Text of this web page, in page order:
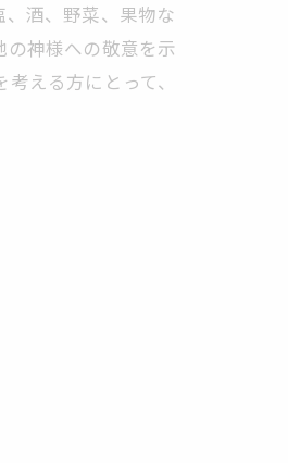
酒、野菜、果物な
神様への敬意を示
える方にとって、